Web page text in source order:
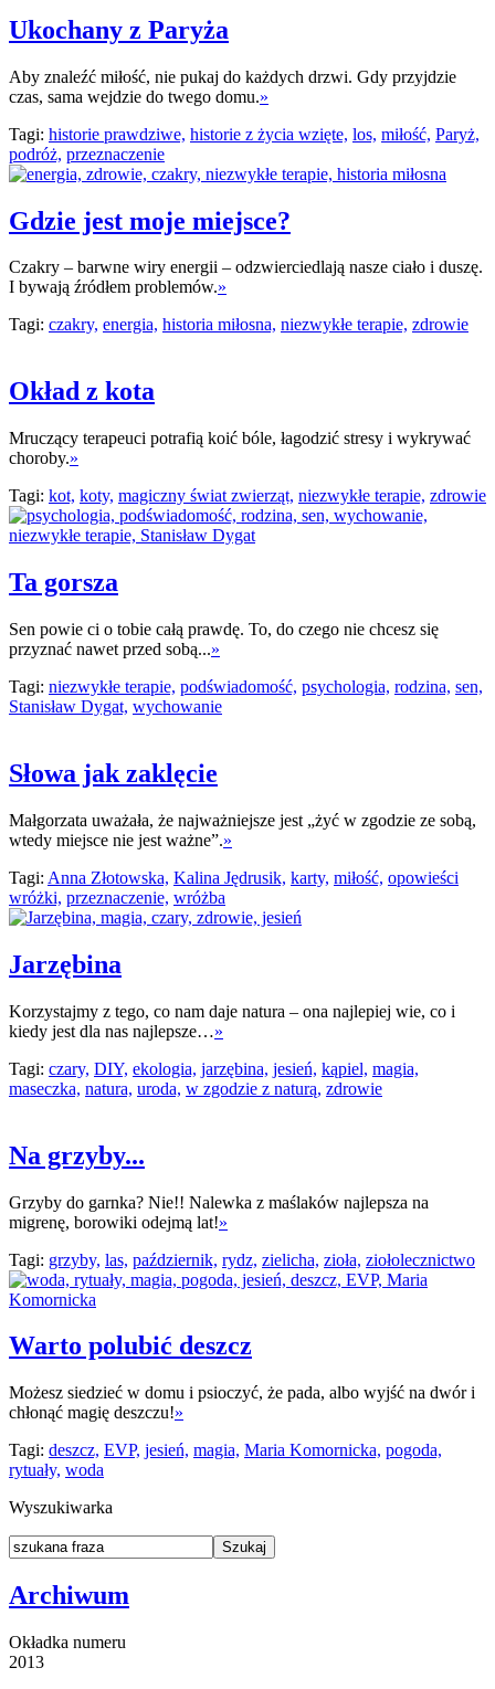
Ukochany z Paryża
Aby znaleźć miłość, nie pukaj do każdych drzwi. Gdy przyjdzie
czas, sama wejdzie do twego domu.»
Tagi: historie prawdziwe, historie z życia wzięte, los, miłość, Paryż,
podróż, przeznaczenie
Gdzie jest moje miejsce?
Czakry – barwne wiry energii – odzwierciedlają nasze ciało i duszę.
I bywają źródłem problemów.»
Tagi: czakry, energia, historia miłosna, niezwykłe terapie, zdrowie
Okład z kota
Mruczący terapeuci potrafią koić bóle, łagodzić stresy i wykrywać
choroby.»
Tagi: kot, koty, magiczny świat zwierząt, niezwykłe terapie, zdrowie
Ta gorsza
Sen powie ci o tobie całą prawdę. To, do czego nie chcesz się
przyznać nawet przed sobą...»
Tagi: niezwykłe terapie, podświadomość, psychologia, rodzina, sen,
Stanisław Dygat, wychowanie
Słowa jak zaklęcie
Małgorzata uważała, że najważniejsze jest „żyć w zgodzie ze sobą,
wtedy miejsce nie jest ważne”.»
Tagi: Anna Złotowska, Kalina Jędrusik, karty, miłość, opowieści
wróżki, przeznaczenie, wróżba
Jarzębina
Korzystajmy z tego, co nam daje natura – ona najlepiej wie, co i
kiedy jest dla nas najlepsze…»
Tagi: czary, DIY, ekologia, jarzębina, jesień, kąpiel, magia,
maseczka, natura, uroda, w zgodzie z naturą, zdrowie
Na grzyby...
Grzyby do garnka? Nie!! Nalewka z maślaków najlepsza na
migrenę, borowiki odejmą lat!»
Tagi: grzyby, las, październik, rydz, zielicha, zioła, ziołolecznictwo
Warto polubić deszcz
Możesz siedzieć w domu i psioczyć, że pada, albo wyjść na dwór i
chłonąć magię deszczu!»
Tagi: deszcz, EVP, jesień, magia, Maria Komornicka, pogoda,
rytuały, woda
Wyszukiwarka
Archiwum
Okładka numeru
2013